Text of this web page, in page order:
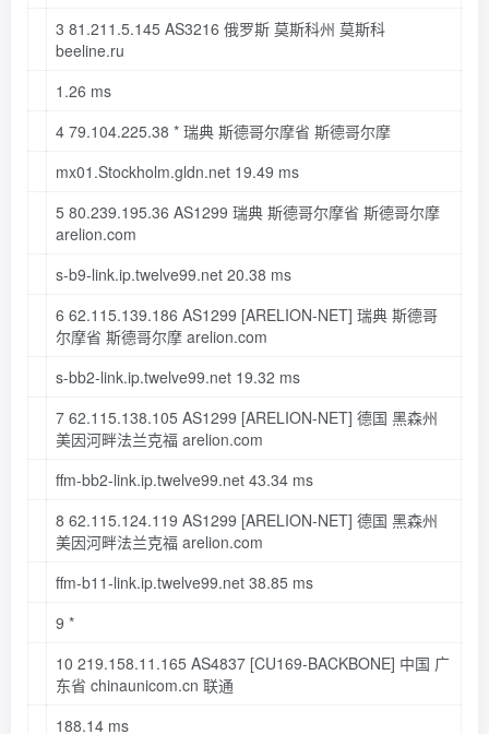
3 81.211 .5.145 AS3216 俄罗斯 莫斯科州 莫斯科
beeline.ru
1.26 ms
4 79.104.225.38 * 瑞典 斯德哥尔摩省 斯德哥尔摩
mx01 .Stockholm.gldn.net 19.49 ms
5 80.239.195.36 AS1299 瑞典 斯德哥尔摩省 斯德哥尔摩
arelion.com
s-b9-link.ip.twelve99.net 20.38 ms
6 62.115.139.186 AS1299 [ARELION-NET] 瑞典 斯德哥
尔摩省 斯德哥尔摩 arelion.com
s-bb2-link.ip.twelve99.net 19.32 ms
7 62.115.138.105 AS1299 [ARELION-NET] 德国 黑森州
美因河畔法兰克福 arelion.com
ffm-bb2-link.ip.twelve99.net 43.34 ms
8 62.115.124.119 AS1299 [ARELION-NET] 德国 黑森州
美因河畔法兰克福 arelion.com
ffm-b11-link.ip.twelve99.net 38.85 ms
9 *
10 219.158.11.165 AS4837 [CU169-BACKBONE] 中国 广
东省 chinaunicom.cn 联通
188.14 ms